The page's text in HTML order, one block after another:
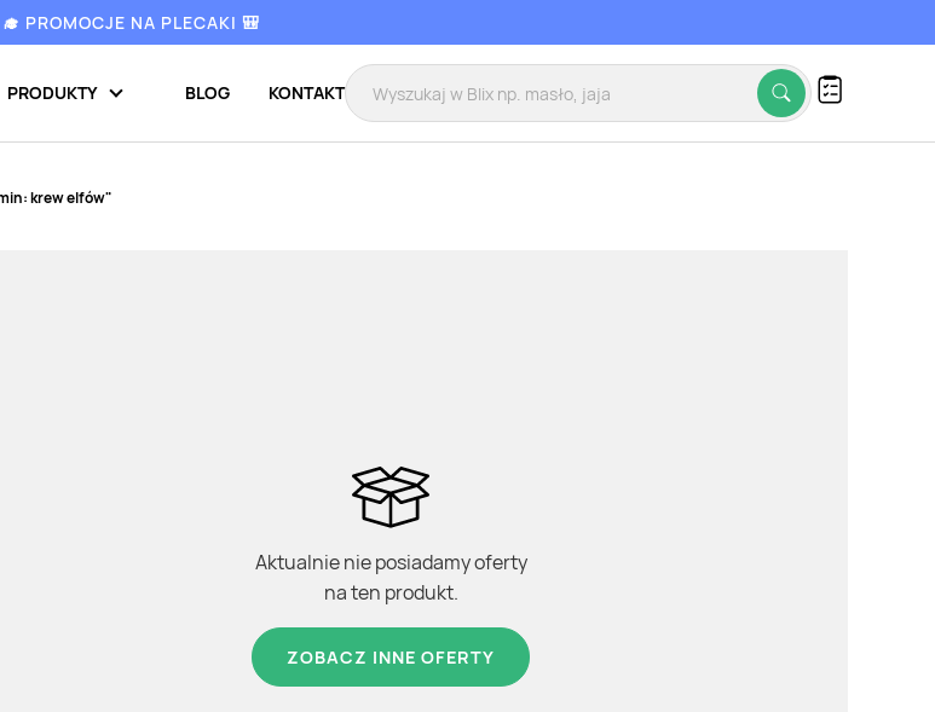
PROMOCJE NA PLECAKI 🎒
PRODUKTY BLOG KONTAKT
krew elfów"
Aktualnie nie posiadamy oferty
na ten produkt.
ZOBACZ INNE OFERTY